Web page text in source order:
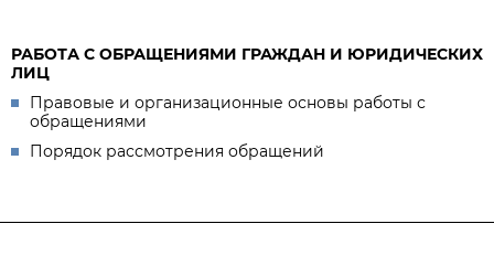
РАБОТА С ОБРАЩЕНИЯМИ ГРАЖДАН И ЮРИДИЧЕСКИХ
ЛИЦ
Правовые и организационные основы работы с
обращениями
Порядок рассмотрения обращений